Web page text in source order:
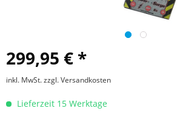
299,95 € *
inkl. MwSt.zzgl. Versandkosten
Lieferzeit 15 Werktage